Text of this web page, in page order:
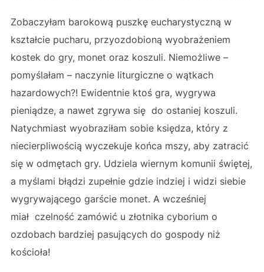
Zobaczyłam barokową puszkę eucharystyczną w
kształcie pucharu, przyozdobioną wyobrażeniem
kostek do gry, monet oraz koszuli. Niemożliwe –
pomyślałam – naczynie liturgiczne o wątkach
hazardowych?! Ewidentnie ktoś gra, wygrywa
pieniądze, a nawet zgrywa się do ostaniej koszuli.
Natychmiast wyobraziłam sobie księdza, który z
niecierpliwością wyczekuje końca mszy, aby zatracić
się w odmętach gry. Udziela wiernym komunii świętej,
a myślami błądzi zupełnie gdzie indziej i widzi siebie
wygrywającego garście monet. A wcześniej
miał czelność zamówić u złotnika cyborium o
ozdobach bardziej pasujących do gospody niż
kościoła!